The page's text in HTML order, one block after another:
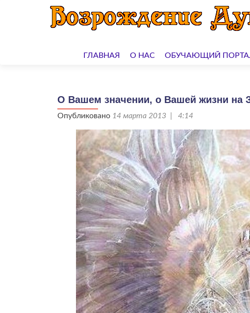
кГЛАВНАЯ О НАС ОБУЧАЮЩИЙ
О Вашем значении, о Вашей жизни на
Опубликовано 14 марта 2013 | 4:14